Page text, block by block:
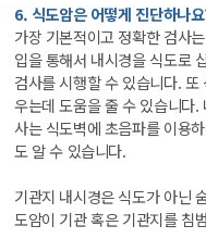
6. 식도암은 어떻게 진단하나
가장 기본적이고 정확한 검사
입을 통해서 내시경을 식도로
검사를 시행할 수 있습니다.
우는데 도움을 줄 수 있습니다
사는 식도벽에 초음파를 이용
도 알 수 있습니다.
기관지 내시경은 식도가 아닌
도암이 기관 혹은 기관지를 침